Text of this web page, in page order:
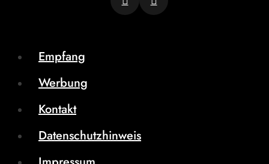
Empfang
Werbung
Kontakt
Datenschutzhinweis